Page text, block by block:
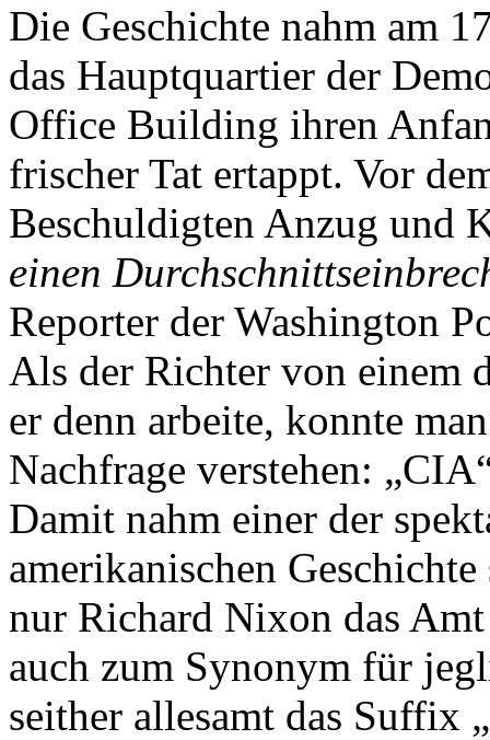
Die Geschichte nahm am
das Hauptquartier der
Office Building ihren
frischer Tat ertappt. Vor
Beschuldigten Anzug und
einen
Reporter der Washington
Als der Richter von einem
er denn arbeite, konnte
Nachfrage verstehen:
Damit nahm einer der
amerikanischen
nur Richard Nixon das
auch zum Synonym für
seither allesamt das Suffix